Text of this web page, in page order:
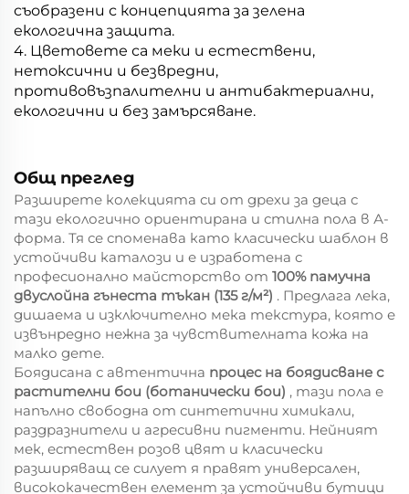
съобразени с концепцията за зелена
екологична защита.
4. Цветовете са меки и естествени,
нетоксични и безвредни,
противовъзпалителни и антибактериални,
екологични и без замърсяване.
Общ преглед
Разширете колекцията си от дрехи за деца с
тази екологично ориентирана и стилна пола в А-
форма. Тя се споменава като класически шаблон в
устойчиви каталози и е изработена с
професионално майсторство от 100% памучна
двуслойна гънеста тъкан (135 г/м²) . Предлага лека,
дишаема и изключително мека текстура, която е
извънредно нежна за чувствителната кожа на
малко дете.
Боядисана с автентична процес на боядисване с
растителни бои (ботанически бои) , тази пола е
напълно свободна от синтетични химикали,
раздразнители и агресивни пигменти. Нейният
мек, естествен розов цвят и класически
разширяващ се силует я правят универсален,
висококачествен елемент за устойчиви бутици